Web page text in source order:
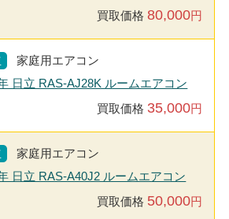
買取価格80,000円
家庭用エアコン
日立 RAS-AJ28K ルームエアコン
買取価格 35,000円
家庭用エアコン
日立 RAS-A40J2 ルームエアコン
買取価格 50,000円